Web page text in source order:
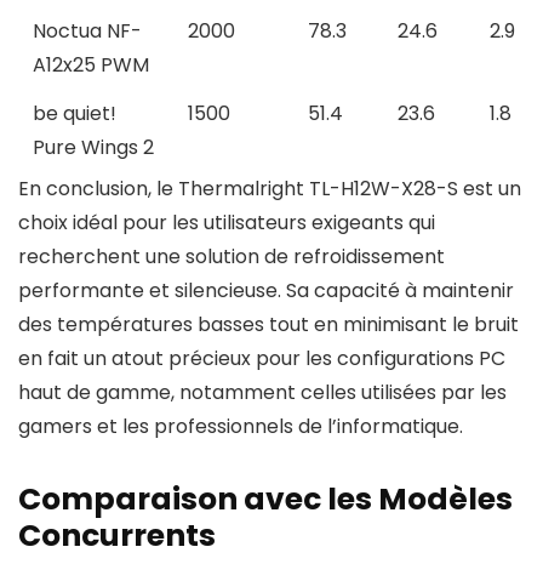
Noctua NF-
A12x25 PWM
2000 78.3 24.6 2.9
be quiet!
Pure Wings 2
1500 51.4 23.6 1.8
En conclusion, le Thermalright TL-H12W-X28-S est un
choix idéal pour les utilisateurs exigeants qui
recherchent une solution de refroidissement
performante et silencieuse. Sa capacité à maintenir
des températures basses tout en minimisant le bruit
en fait un atout précieux pour les configurations PC
haut de gamme, notamment celles utilisées par les
gamers et les professionnels de l’informatique.
Comparaison avec les Modèles
Concurrents